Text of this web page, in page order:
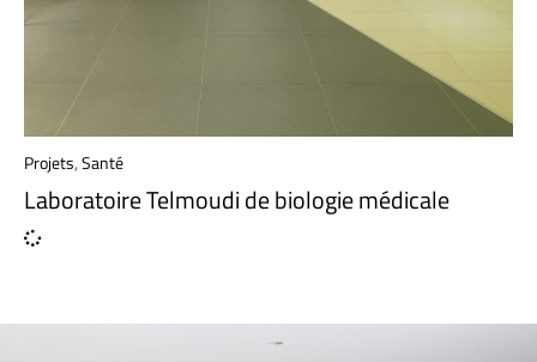
Projets,Santé
Laboratoire Telmoudi de biologie médicale